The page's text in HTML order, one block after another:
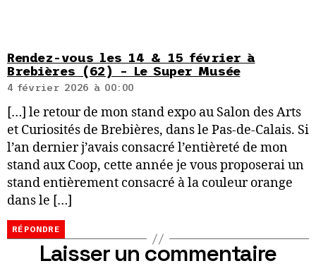
Rendez-vous les 14 & 15 février à
Brebières (62) – Le Super Musée
4 février 2026 à 00:00
[…] le retour de mon stand expo au Salon des Arts
et Curiosités de Brebières, dans le Pas-de-Calais. Si
l’an dernier j’avais consacré l’entièreté de mon
stand aux Coop, cette année je vous proposerai un
stand entièrement consacré à la couleur orange
dans le […]
RÉPONDRE
Laisser un commentaire